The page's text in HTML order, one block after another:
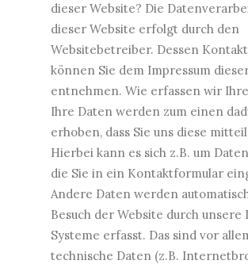
dieser Website? Die
dieser Website erfolgt durch den
Websitebetreiber. Dessen
können Sie dem Impressum
entnehmen. Wie erfassen wir
Ihre Daten werden zum einen
erhoben, dass Sie uns diese
Hierbei kann es sich z.B. um
die Sie in ein Kontaktformular
Andere Daten werden
Besuch der Website durch unsere
Systeme erfasst. Das sind vor
technische Daten (z.B.